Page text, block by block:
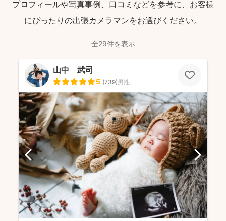
プロフィールや写真事例、口コミなどを参考に、お客様
にぴったりの出張カメラマンをお選びください。
全29件を表示
山中 武司
5 (739)男性